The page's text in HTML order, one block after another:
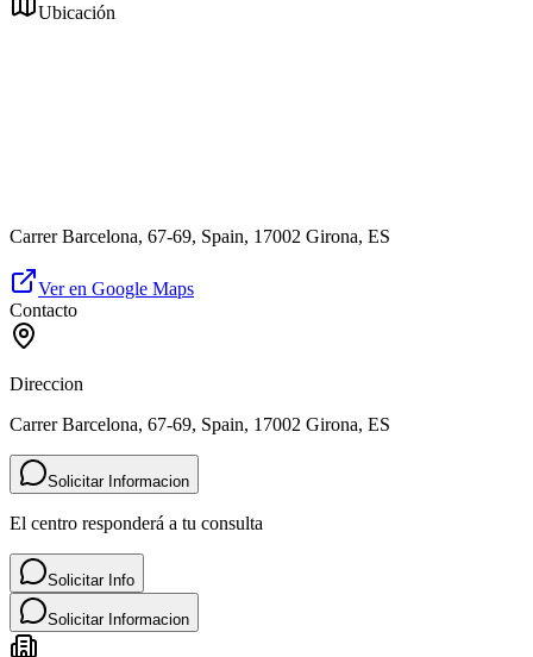
Ubicación
Carrer Barcelona, 67-69, Spain, 17002 Girona, ES
Ver en Google Maps
Contacto
Direccion
Carrer Barcelona, 67-69, Spain, 17002 Girona, ES
Solicitar Informacion
El centro responderá a tu consulta
Solicitar Info
Solicitar Informacion